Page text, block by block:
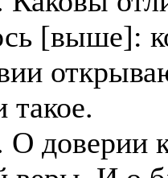
[выше]:
такое.
О доверии